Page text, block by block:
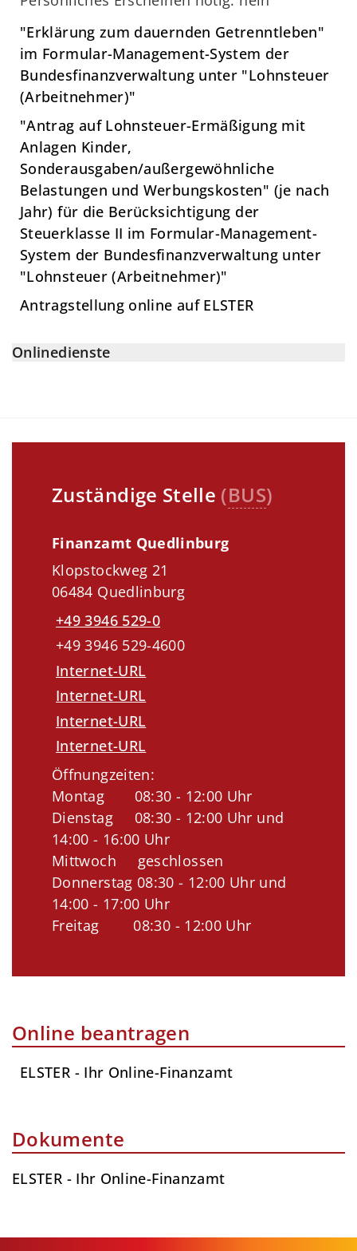
"Erklärung zum dauernden Getrenntleben"
im Formular-Management-System der
Bundesfinanzverwaltung unter "Lohnsteuer
(Arbeitnehmer)"
"Antrag auf Lohnsteuer-Ermäßigung mit
Anlagen Kinder,
Sonderausgaben/außergewöhnliche
Belastungen und Werbungskosten" (je nach
Jahr) für die Berücksichtigung der
Steuerklasse II im Formular-Management-
System der Bundesfinanzverwaltung unter
"Lohnsteuer (Arbeitnehmer)"
Antragstellung online auf ELSTER
Onlinedienste
Zuständige Stelle (BUS)
Finanzamt Quedlinburg
Klopstockweg 21
06484 Quedlinburg
+49 3946 529-0
+49 3946 529-4600
Internet-URL
Internet-URL
Internet-URL
Internet-URL
Öffnungzeiten:
Montag 08:30 - 12:00 Uhr
Dienstag 08:30 - 12:00 Uhr und
14:00 - 16:00 Uhr
Mittwoch geschlossen
Donnerstag 08:30 - 12:00 Uhr und
14:00 - 17:00 Uhr
Freitag 08:30 - 12:00 Uhr
Online beantragen
ELSTER - Ihr Online-Finanzamt
Dokumente
ELSTER - Ihr Online-Finanzamt